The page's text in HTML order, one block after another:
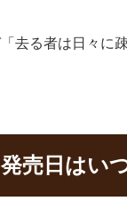
去る者は日々に
売日はい